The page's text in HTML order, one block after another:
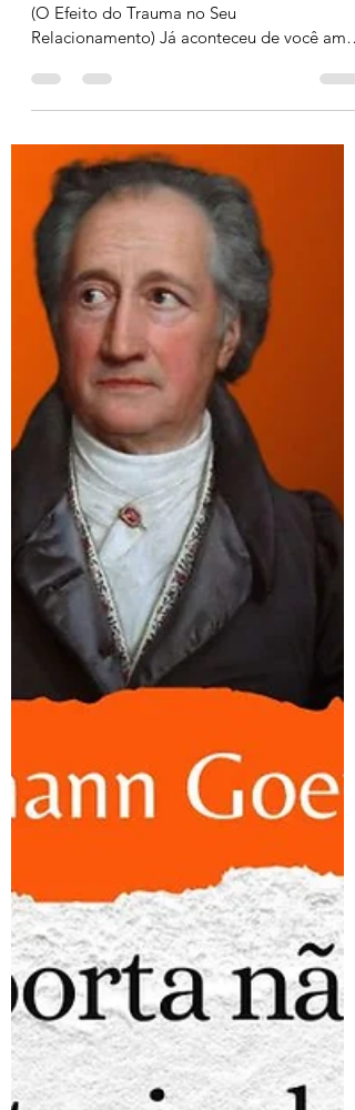
(O Efeito do Trauma no Seu
Relacionamento) Já aconteceu de você amar